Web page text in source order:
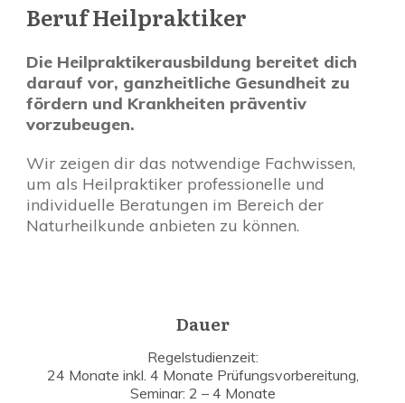
Beruf Heilpraktiker
Die Heilpraktikerausbildung bereitet dich
darauf vor, ganzheitliche Gesundheit zu
fördern und Krankheiten präventiv
vorzubeugen.
Wir zeigen dir das notwendige Fachwissen,
um als Heilpraktiker professionelle und
individuelle Beratungen im Bereich der
Naturheilkunde anbieten zu können.
Dauer
Regelstudienzeit:
24 Monate inkl. 4 Monate Prüfungsvorbereitung,
Seminar: 2 – 4 Monate